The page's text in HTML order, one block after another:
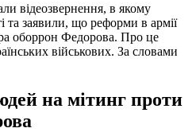
відеозвернення, в якому
та заявили, що реформи в армії
оборрон Федорова. Про це
військових. За словами
на мітинг проти